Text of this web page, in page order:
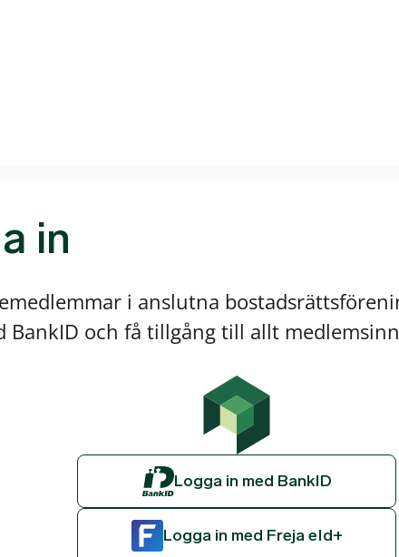
in
i anslutna
BankID och få tillgång till allt
Logga in med BankID
Logga in med Freja eId+